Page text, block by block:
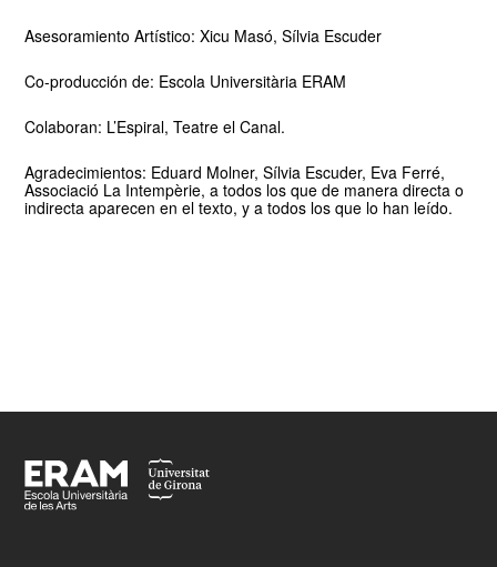
Asesoramiento Artístico: Xicu Masó, Sílvia Escuder
Co-producción de: Escola Universitària ERAM
Colaboran: L’Espiral, Teatre el Canal.
Agradecimientos: Eduard Molner, Sílvia Escuder, Eva Ferré,
Associació La Intempèrie, a todos los que de manera directa o
indirecta aparecen en el texto, y a todos los que lo han leído.
Footer